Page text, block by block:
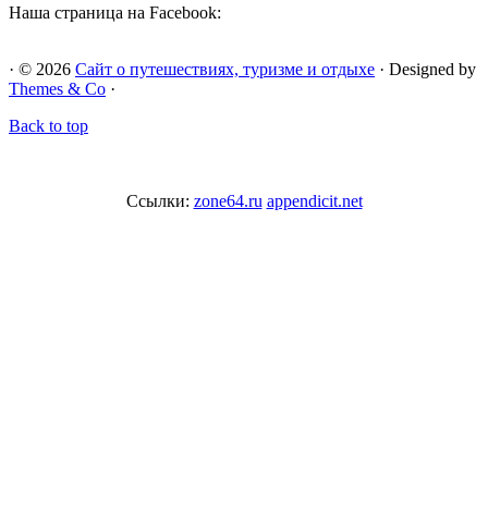
Наша страница на Facebook:
· © 2026 Сайт о путешествиях, туризме и отдыхе · Designed by
Themes & Co ·
Back to top
Ссылки: zone64.ru appendicit.net